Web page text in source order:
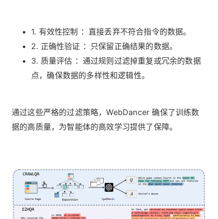
1. 有效性控制 ：直接丢弃不符合指令的数据。
2. 正确性验证 ：只保留正确结果的数据。
3. 质量评估 ：通过规则过滤掉重复或冗余的数据
点，确保数据的多样性和逻辑性。
通过这些严格的过滤策略，WebDancer 确保了训练数
据的高质量，为智能体的高效学习提供了保障。